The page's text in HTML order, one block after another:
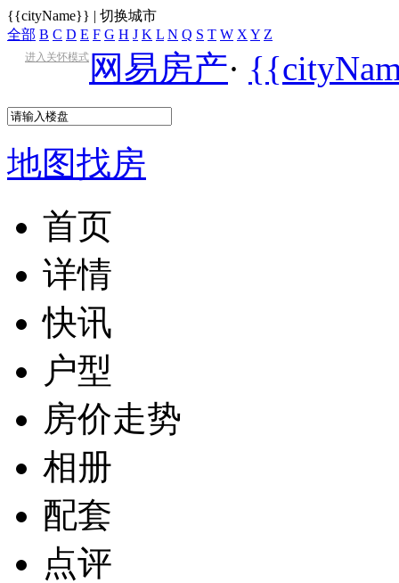
{{cityName}} | 切换城市
全部 B C D E F G H J K L N Q S T W X Y Z
进入关怀模式 网易房产·
地图找房
首页
详情
快讯
户型
房价走势
相册
配套
点评